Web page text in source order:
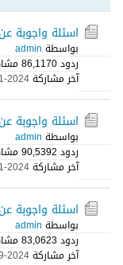
اسئلة واجوبة
بواسطة admin
ردود 0 86,117 مشاهدات
آخر مشاركة05:26 PM
اسئلة واجوبة
بواسطة admin
ردود 2 90,539 مشاهدات
آخر مشاركة02:35 PM
اسئلة واجوبة
بواسطة admin
ردود 3 83,062 مشاهدات
آخر مشاركة05:58 AM